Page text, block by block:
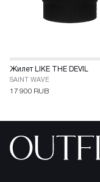
Жилет LIKE THE DEVIL
SAINT WAVE
17 900 RUB